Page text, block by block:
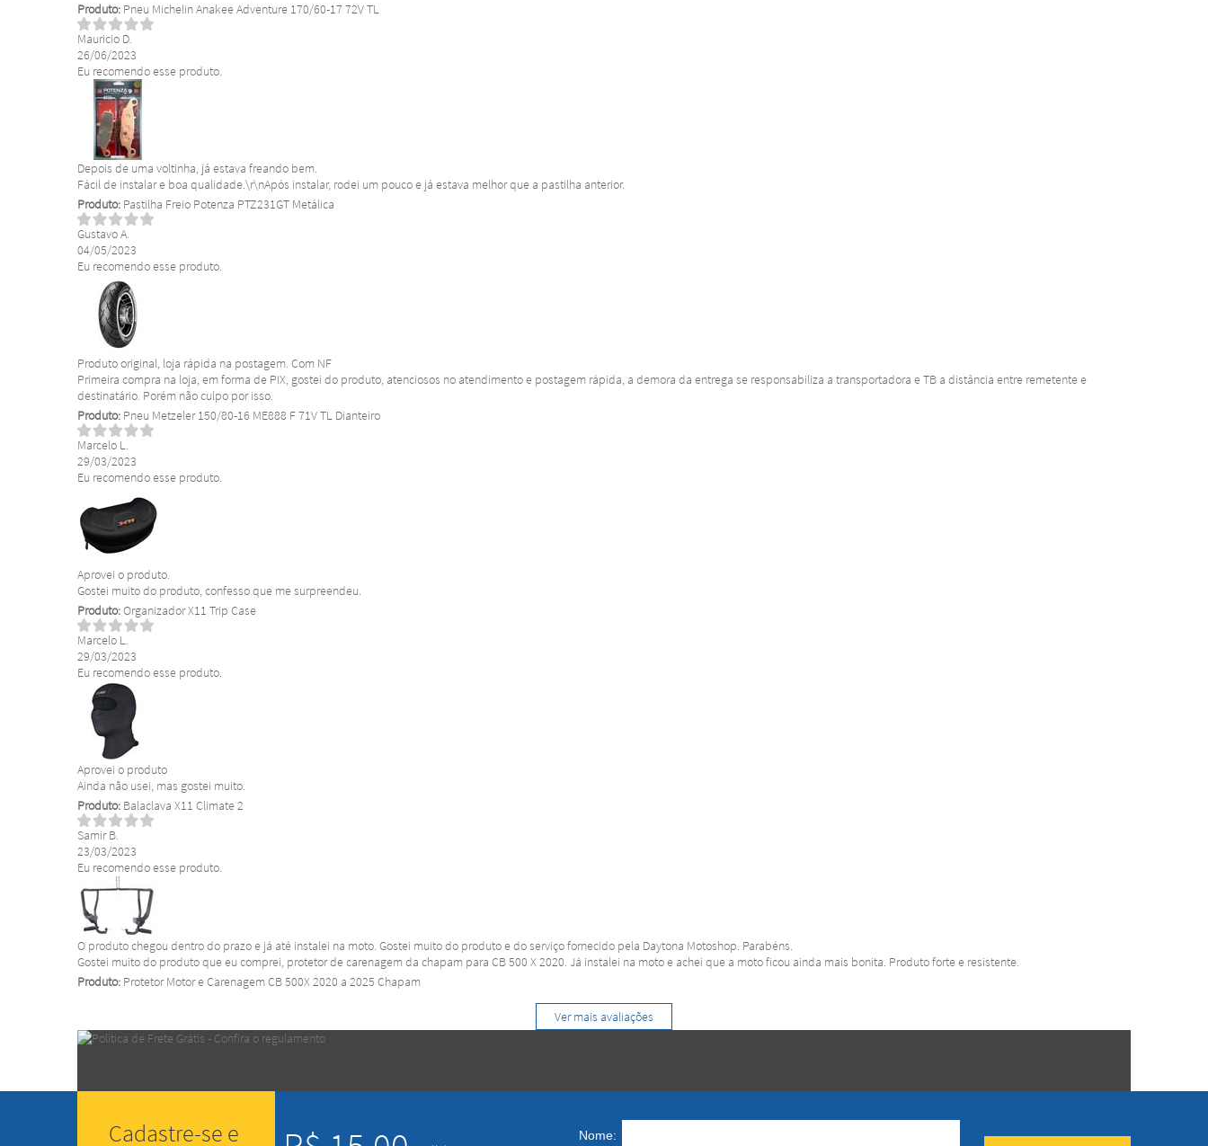
Produto: Pneu Michelin Anakee Adventure 170/60-17 72V TL
Mauricio D.
26/06/2023
Eu recomendo esse produto.
Depois de uma voltinha, já estava freando bem.
Fácil de instalar e boa qualidade.\r\nApós instalar, rodei um pouco e já estava melhor que a pastilha anterior.
Produto: Pastilha Freio Potenza PTZ231GT Metálica
Gustavo A.
04/05/2023
Eu recomendo esse produto.
Produto original, loja rápida na postagem. Com NF
Primeira compra na loja, em forma de PIX, gostei do produto, atenciosos no atendimento e postagem rápida, a demora da entrega se responsabiliza a transportadora e TB a distância entre remetente e
destinatário. Porém não culpo por isso.
Produto: Pneu Metzeler 150/80-16 ME888 F 71V TL Dianteiro
Marcelo L.
29/03/2023
Eu recomendo esse produto.
Aprovei o produto.
Gostei muito do produto, confesso que me surpreendeu.
Produto:Organizador X11 Trip Case
Marcelo L.
29/03/2023
Eu recomendo esse produto.
Aprovei o produto
Ainda não usei, mas gostei muito.
Produto: Balaclava X11 Climate 2
Samir B.
23/03/2023
Eu recomendo esse produto.
O produto chegou dentro do prazo e já até instalei na moto. Gostei muito do produto e do serviço fornecido pela Daytona Motoshop. Parabéns.
Gostei muito do produto que eu comprei, protetor de carenagem da chapam para CB 500 X 2020. Já instalei na moto e achei que a moto ficou ainda mais bonita. Produto forte e resistente.
Produto: Protetor Motor e Carenagem CB 500X 2020 a 2025 Chapam
Ver mais avaliações
Cadastre-se e Nome: